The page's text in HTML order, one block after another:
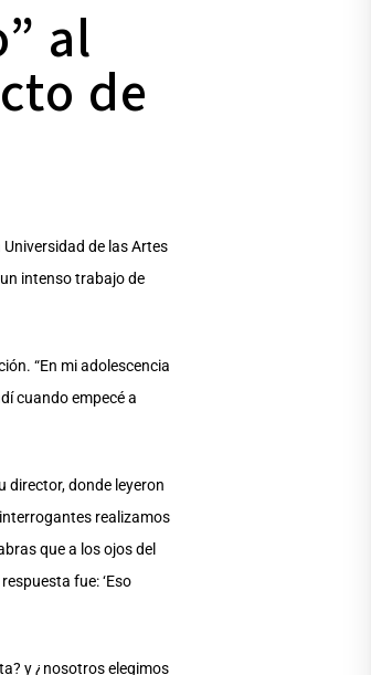
al
de
de las Artes
intenso trabajo de
“En mi adolescencia
cuando empecé a
director, donde leyeron
realizamos
que a los ojos del
fue: ‘Eso
y ¿nosotros elegimos